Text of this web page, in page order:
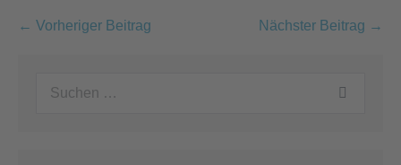
Beitragsnavigation
← Vorheriger Beitrag Nächster Beitrag →